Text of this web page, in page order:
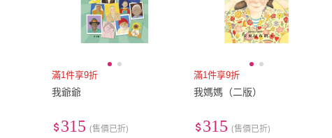
滿1件享9折
我爺爺
315 (售價已折)
滿1件享9折
我媽媽（二版）
315 (售價已折)